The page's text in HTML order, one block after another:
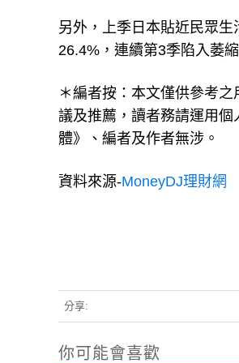
另外，上季日本貼近民眾
26.4%，連續第3季陷入萎縮
＊編者按：本文僅供參考
議及推薦，讀者務請運用
體》、編者及作者無涉。
資料來源-MoneyDJ理財網
分享:
你可能會喜歡